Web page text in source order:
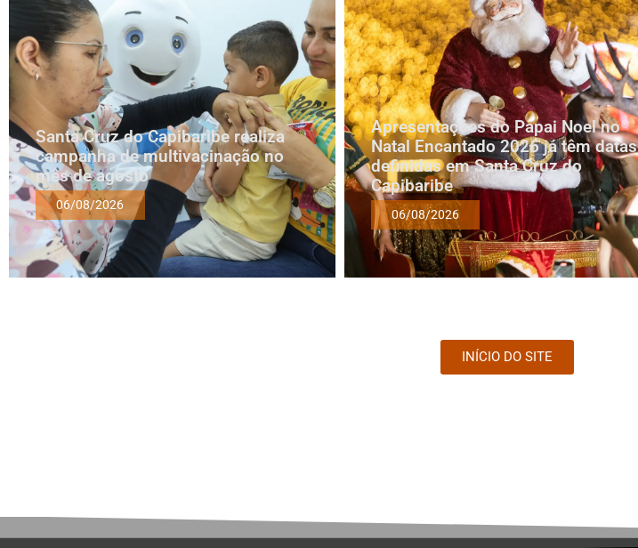
Santa Cruz do Capibaribe realiza
campanha de multivacinação no
mês de agosto
06/08/2026
Apresentações do Papai Noel no
Natal Encantado 2026 já têm datas
definidas em Santa Cruz do
Capibaribe
06/08/2026
INÍCIO DO SITE